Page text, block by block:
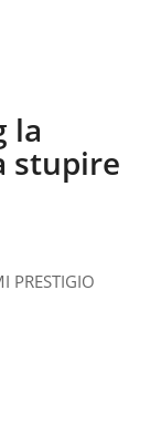
la
stupire